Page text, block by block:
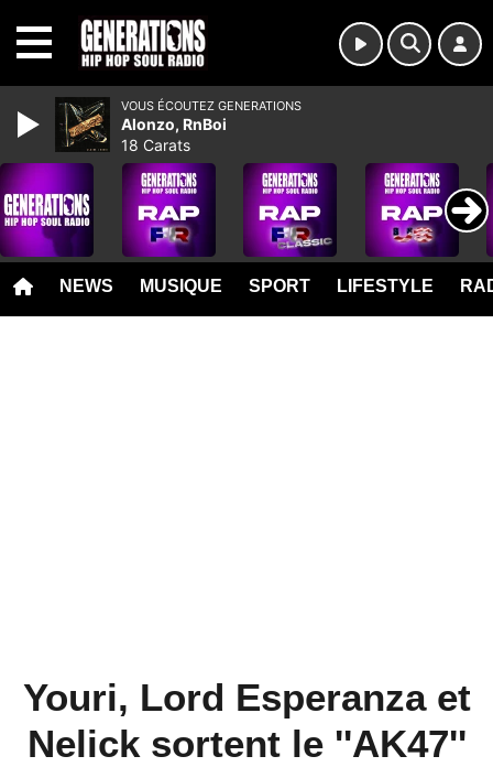
NEWS MUSIQUE SPORT LIFESTYLE
Youri, Lord Esperanza et
Nelick sortent le ''AK47''
VOUS ÉCOUTEZ GENERATIONS
Alonzo, RnBoi
18 Carats